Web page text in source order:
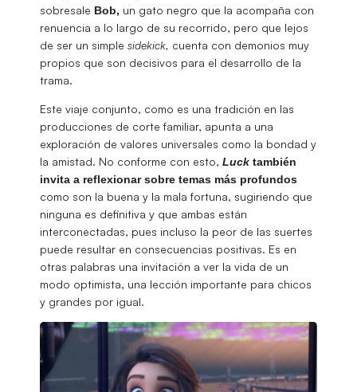
sobresale Bob, un gato negro que la acompaña con
renuencia a lo largo de su recorrido, pero que lejos
de ser un simple sidekick, cuenta con demonios muy
propios que son decisivos para el desarrollo de la
trama.
Este viaje conjunto, como es una tradición en las
producciones de corte familiar, apunta a una
exploración de valores universales como la bondad y
la amistad. No conforme con esto, Luck también
invita a reflexionar sobre temas más profundos
como son la buena y la mala fortuna, sugiriendo que
ninguna es definitiva y que ambas están
interconectadas, pues incluso la peor de las suertes
puede resultar en consecuencias positivas. Es en
otras palabras una invitación a ver la vida de un
modo optimista, una lección importante para chicos
y grandes por igual.